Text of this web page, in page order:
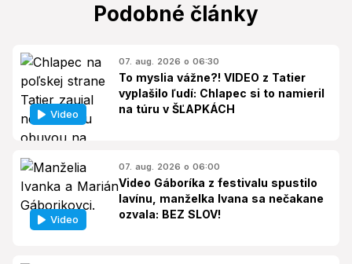
Podobné články
Video
07. aug. 2026 o 06:30
To myslia vážne?! VIDEO z Tatier
vyplašilo ľudí: Chlapec si to namieril
na túru v ŠĽAPKÁCH
Video
07. aug. 2026 o 06:00
Video Gáboríka z festivalu spustilo
lavínu, manželka Ivana sa nečakane
ozvala: BEZ SLOV!